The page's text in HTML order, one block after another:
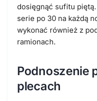
dosięgnąć sufitu piętą.
serie po 30 na każdą
wykonać również z
ramionach.
Podnoszenie
plecach